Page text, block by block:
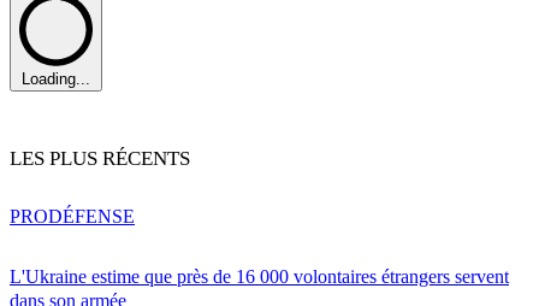
Loading...
LES PLUS RÉCENTS
L'Ukraine estime que près de 16 000 volontaires étrangers servent
dans son armée
PRODÉFENSE